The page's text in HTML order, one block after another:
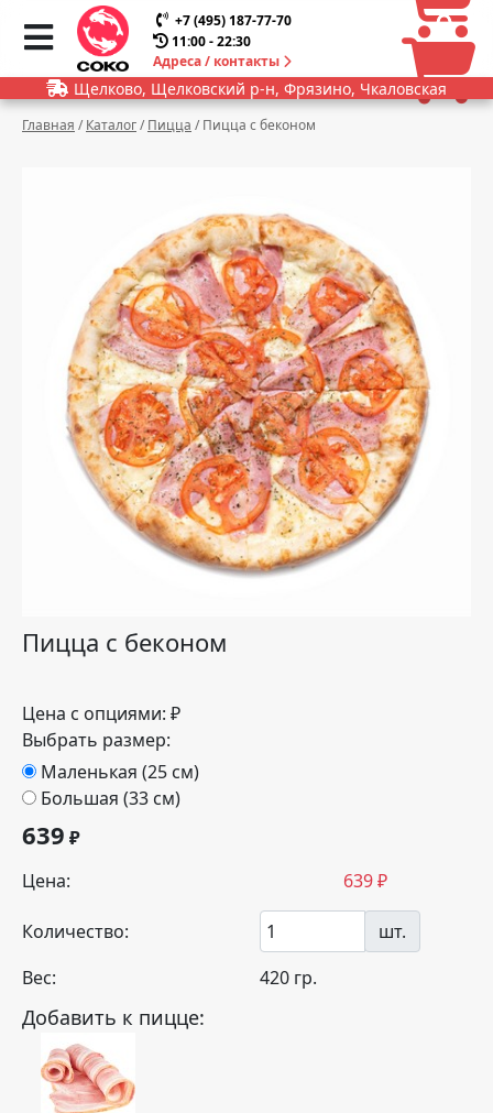
+7 (495) 187-77-70
11:00 - 22:30
Адреса / контакты
0
0
Щелково, Щелковский р-н, Фрязино, Чкаловская
Главная / Каталог/ Пицца / Пицца с беконом
Пицца с беконом
Цена с опциями: ₽
Выбрать размер:
Маленькая (25 см)
Большая (33 см)
639 ₽
Цена:
639₽
Количество:
шт.
Вес:
420 гр.
Добавить к пицце: